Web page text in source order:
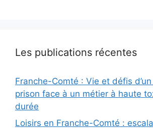
Les publications récentes
Franche-Comté : Vie et défis
prison face à un métier à haute
durée
Loisirs en Franche-Comté :